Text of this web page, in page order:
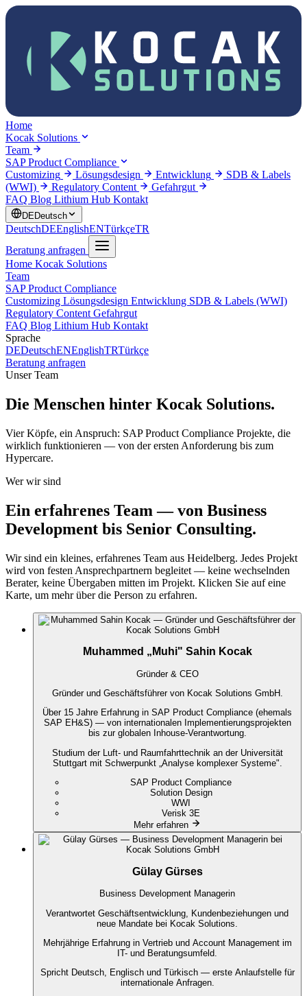
Home
Kocak Solutions
Team
SAP Product Compliance
Customizing
Lösungsdesign Entwicklung
SDB & Labels
(WWI)
Regulatory Content
Gefahrgut
FAQ Blog Lithium Hub Kontakt
DEDeutsch
DeutschDEEnglishENTürkçeTR
Beratung anfragen
Home Kocak Solutions
Team
SAP Product Compliance
Customizing Lösungsdesign Entwicklung SDB & Labels (WWI)
Regulatory Content Gefahrgut
FAQ Blog Lithium Hub Kontakt
Sprache
DEDeutschENEnglishTRTürkçe
Beratung anfragen
Unser Team
Die Menschen hinter Kocak Solutions.
Vier Köpfe, ein Anspruch: SAP Product Compliance Projekte, die
wirklich funktionieren — von der ersten Anforderung bis zum
Hypercare.
Wer wir sind
Ein erfahrenes Team — von Business
Development bis Senior Consulting.
Wir sind ein kleines, erfahrenes Team aus Heidelberg. Jedes Projekt
wird von festen Ansprechpartnern begleitet — keine wechselnden
Berater, keine Übergaben mitten im Projekt. Klicken Sie auf eine
Karte, um mehr über die Person zu erfahren.
Muhammed „Muhi" Sahin Kocak
Gründer & CEO
Gründer und Geschäftsführer von Kocak Solutions GmbH.
Über 15 Jahre Erfahrung in SAP Product Compliance (ehemals
SAP EH&S) — von internationalen Implementierungsprojekten
bis zur globalen Inhouse-Verantwortung.
Studium der Luft- und Raumfahrttechnik an der Universität
Stuttgart mit Schwerpunkt „Analyse komplexer Systeme".
SAP Product Compliance
Solution Design
WWI
Verisk 3E
Mehr erfahren
Gülay Gürses
Business Development Managerin
Verantwortet Geschäftsentwicklung, Kundenbeziehungen und
neue Mandate bei Kocak Solutions.
Mehrjährige Erfahrung in Vertrieb und Account Management im
IT- und Beratungsumfeld.
Spricht Deutsch, Englisch und Türkisch — erste Anlaufstelle für
internationale Anfragen.